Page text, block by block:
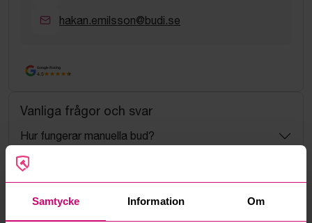
Samtycke Information Om
hakan.emilsson@budi.se
Google Rating
4.5
Vanliga frågor och svar
Hur fungerar manuella bud?
Vad innebär serviceavgift?
Vad är ett reservationspris?